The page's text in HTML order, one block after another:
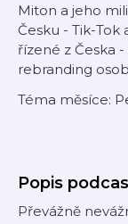
Miton a jeho
Česku - Tik-Tok
řízené z Česka
rebranding
Téma měsíce:
Popis
Převážně